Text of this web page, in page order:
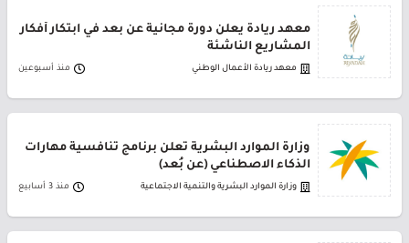
معهد ريادة يعلن دورة مجانية عن بعد في ابتكار أفكار
المشاريع الناشئة
معهد ريادة الأعمال الوطني منذ أسبوعين
وزارة الموارد البشرية تعلن برنامج تنافسية مهارات
الذكاء الاصطناعي (عن بُعد)
وزارة الموارد البشرية والتنمية الاجتماعية منذ 3 أسابيع